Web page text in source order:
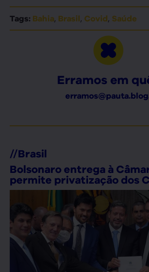
Tags: Bahia, Brasil, Covid, Saúde
Erramos em
//Brasil
Bolsonaro entrega à
permite privatização dos